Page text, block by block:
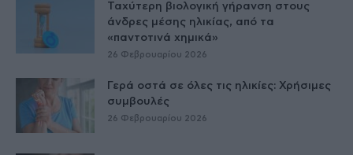
Ταχύτερη βιολογική γήρανση στους
άνδρες μέσης ηλικίας, από τα
«παντοτινά χημικά»
26 Φεβρουαρίου 2026
Γερά οστά σε όλες τις ηλικίες: Χρήσιμες
συμβουλές
26 Φεβρουαρίου 2026